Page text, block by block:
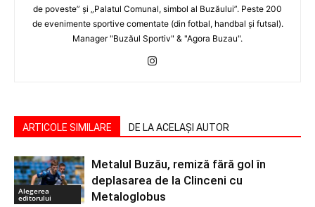
de poveste” şi „Palatul Comunal, simbol al Buzăului”. Peste 200
de evenimente sportive comentate (din fotbal, handbal şi futsal).
Manager "Buzăul Sportiv" & "Agora Buzau".
ARTICOLE SIMILARE DE LA ACELAȘI AUTOR
Alegerea
editorului
Metalul Buzău, remiză fără gol în
deplasarea de la Clinceni cu
Metaloglobus